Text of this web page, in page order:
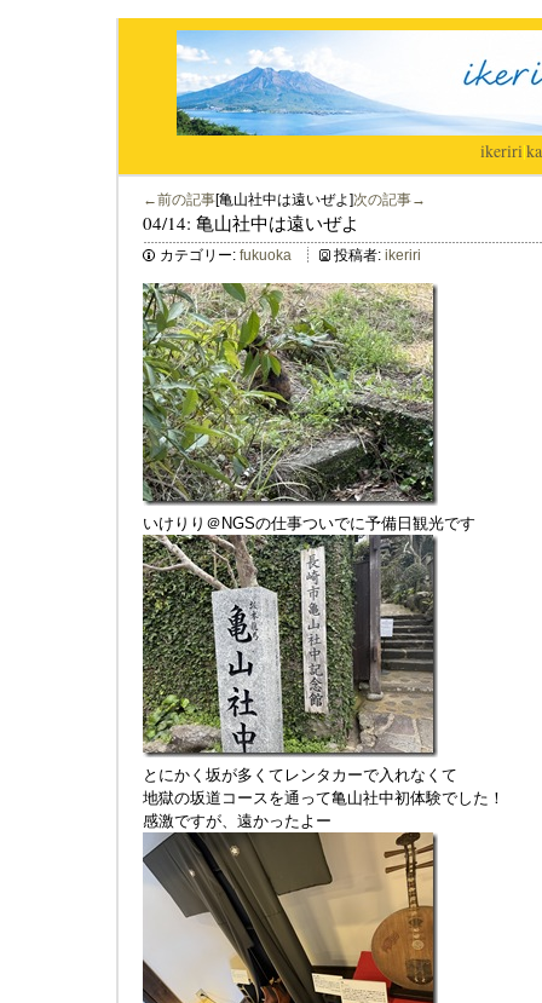
ikeriri|
←前の記事[亀山社中は遠いぜよ]次の記事→
04/14: 亀山社中は遠いぜよ
カテゴリー: fukuoka 投稿者: ikeriri
いけりり＠NGSの仕事ついでに予備日観光です
とにかく坂が多くてレンタカーで入れなくて
地獄の坂道コースを通って亀山社中初体験でした！
感激ですが、遠かったよー